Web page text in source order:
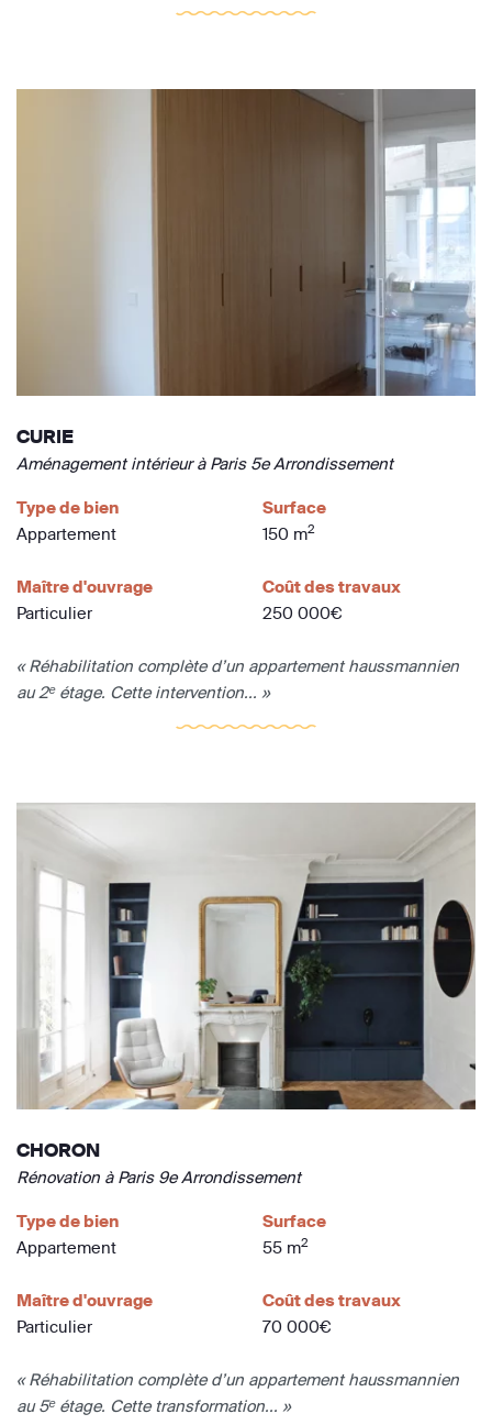
CURIE
Aménagement intérieur à Paris 5e Arrondissement
Type de bien
Appartement
Surface
150 m2
Maître d'ouvrage
Particulier
Coût des travaux
250 000€
« Réhabilitation complète d’un appartement haussmannien
au 2ᵉ étage. Cette intervention... »
CHORON
Rénovation à Paris 9e Arrondissement
Type de bien
Appartement
Surface
55 m2
Maître d'ouvrage
Particulier
Coût des travaux
70 000€
« Réhabilitation complète d’un appartement haussmannien
au 5ᵉ étage. Cette transformation... »